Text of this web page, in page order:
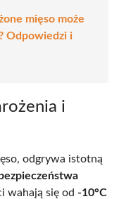
mięso może
Odpowiedzi i
i
odgrywa istotną
bezpieczeństwa
wahają się od -10°C